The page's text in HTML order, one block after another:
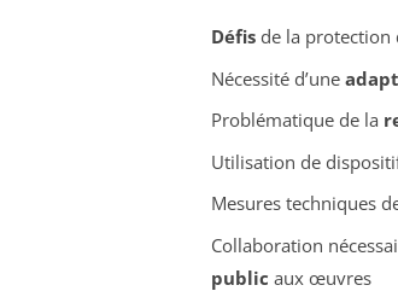
Défisde la protection
Nécessité d’une
Problématique de la
Utilisation de
Mesures techniques
Collaboration
public aux œuvres